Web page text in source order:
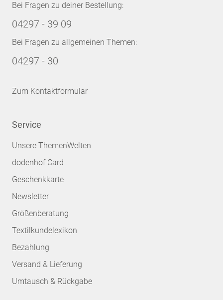
Bei Fragen zu deiner Bestellung:
04297 - 39 09
Bei Fragen zu allgemeinen Themen:
04297 - 30
Zum Kontaktformular
Service
Unsere ThemenWelten
dodenhof Card
Geschenkkarte
Newsletter
Größenberatung
Textilkundelexikon
Bezahlung
Versand & Lieferung
Umtausch & Rückgabe